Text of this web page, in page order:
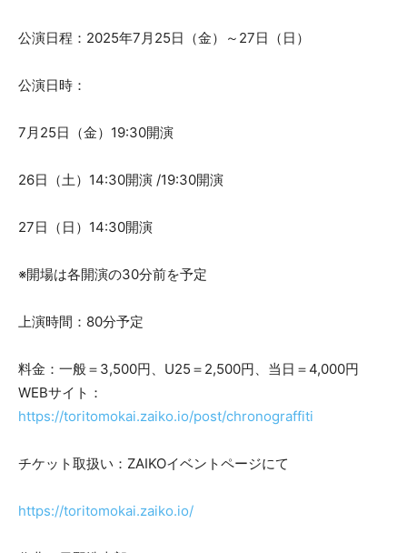
公演日程：2025年7月25日（金）～27日（日）
公演日時：
7月25日（金）19:30開演
26日（土）14:30開演 /19:30開演
27日（日）14:30開演
※開場は各開演の30分前を予定
上演時間：80分予定
料金：一般＝3,500円、U25＝2,500円、当日＝4,000円
WEBサイト：
https://toritomokai.zaiko.io/post/chronograffiti
チケット取扱い：ZAIKOイベントページにて
https://toritomokai.zaiko.io/